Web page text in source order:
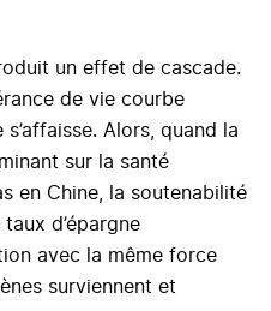
un effet de cascade.
de vie courbe
s’affaisse. Alors, quand la
sur la santé
en Chine, la soutenabilité
d’épargne
avec la même force
surviennent et